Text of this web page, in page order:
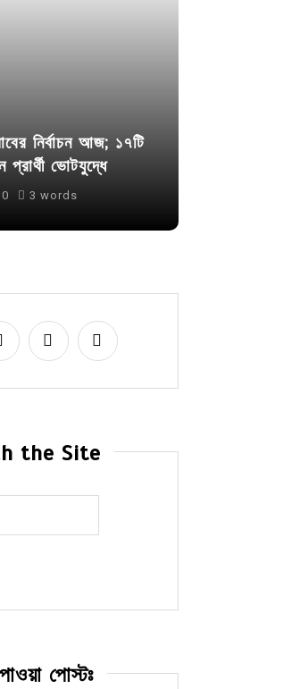
নির্বাচন আজ; ১৭টি
ভোটযুদ্ধে
0 3 words
the Site
পোস্টঃ